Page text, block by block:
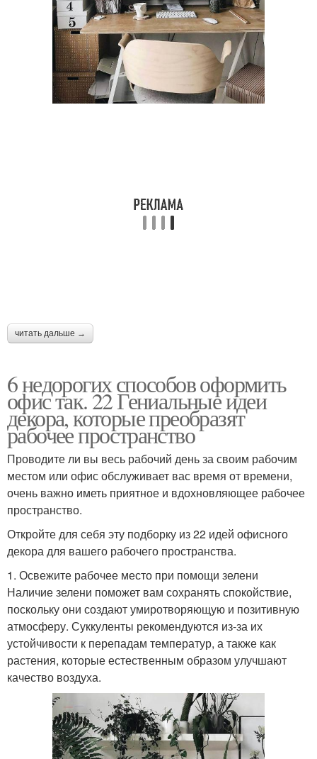
читать дальше →
6 недорогих способов оформить
офис так. 22 Гениальные идеи
декора, которые преобразят
рабочее пространство
Проводите ли вы весь рабочий день за своим рабочим
местом или офис обслуживает вас время от времени,
очень важно иметь приятное и вдохновляющее рабочее
пространство.
Откройте для себя эту подборку из 22 идей офисного
декора для вашего рабочего пространства.
1. Освежите рабочее место при помощи зелени
Наличие зелени поможет вам сохранять спокойствие,
поскольку они создают умиротворяющую и позитивную
атмосферу. Суккуленты рекомендуются из-за их
устойчивости к перепадам температур, а также как
растения, которые естественным образом улучшают
качество воздуха.